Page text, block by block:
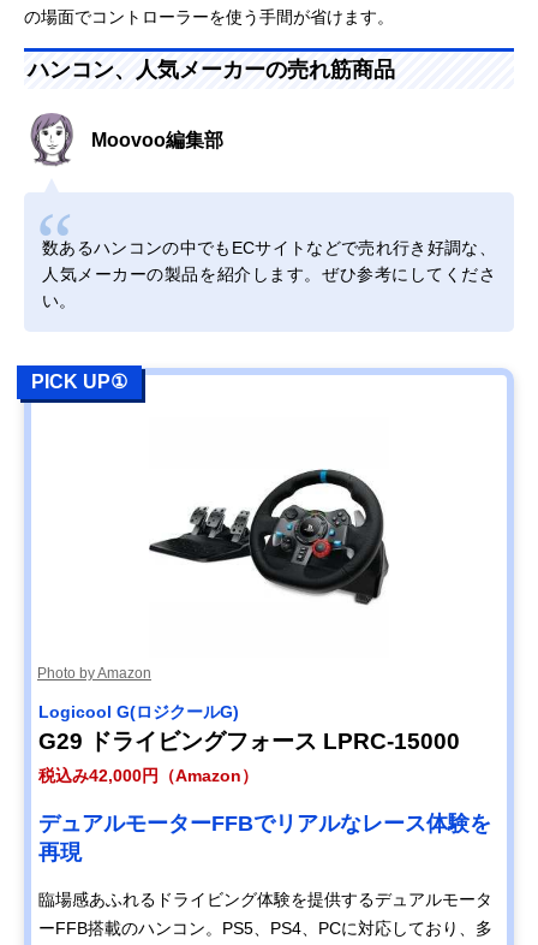
の場面でコントローラーを使う手間が省けます。
ハンコン、人気メーカーの売れ筋商品
Moovoo編集部
数あるハンコンの中でもECサイトなどで売れ行き好調な、
人気メーカーの製品を紹介します。ぜひ参考にしてくださ
い。
PICK UP①
Photo by Amazon
Logicool G(ロジクールG)
G29 ドライビングフォース LPRC-15000
税込み42,000円（Amazon）
デュアルモーターFFBでリアルなレース体験を
再現
臨場感あふれるドライビング体験を提供するデュアルモータ
ーFFB搭載のハンコン。PS5、PS4、PCに対応しており、多